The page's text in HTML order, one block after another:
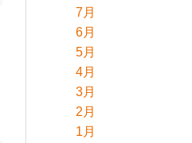
7月
6月
5月
4月
3月
2月
1月